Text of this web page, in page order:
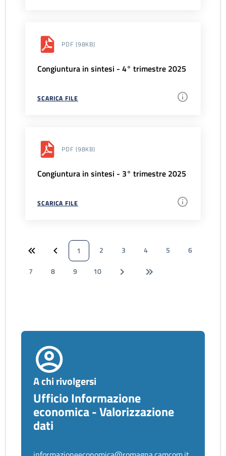
PDF (98KB)
Congiuntura in sintesi - 4° trimestre 2025
SCARICA FILE
PDF (98KB)
Congiuntura in sintesi - 3° trimestre 2025
SCARICA FILE
1 2 3 4 5
6
7
8 9 10
A chi rivolgersi
Ufficio Informazione
economica - Valorizzazione
dati